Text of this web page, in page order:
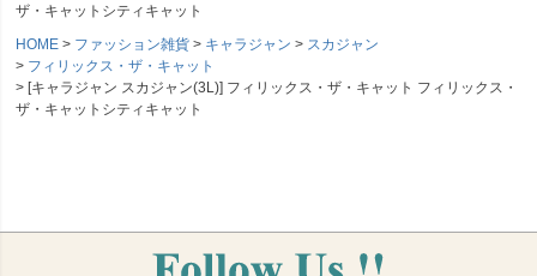
ザ・キャットシティキャット
HOME
ファッション雑貨 キャラジャン
スカジャン
フィリックス・ザ・キャット
[キャラジャン スカジャン(3L)] フィリックス・ザ・キャット フィリックス・
ザ・キャットシティキャット